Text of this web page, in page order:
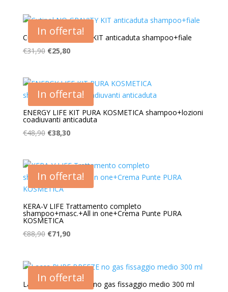
era:
€55,15.
è:
€42,75.
In offerta!
Cutinol NO GRAVITY KIT anticaduta shampoo+fiale
€31,90 Il
era:
€31,90.
€25,80Il
è:
€25,80.
In offerta!
ENERGY LIFE KIT PURA KOSMETICA shampoo+lozioni
coadiuvanti anticaduta
€48,90 Il
era:
€48,90.
€38,30Il
è:
€38,30.
In offerta!
KERA-V LIFE Trattamento completo
shampoo+masc.+All in one+Crema Punte PURA
KOSMETICA
€88,90 Il
era:
€88,90.
€71,90Il
è:
€71,90.
In offerta!
Lacca PURE BREEZE no gas fissaggio medio 300 ml